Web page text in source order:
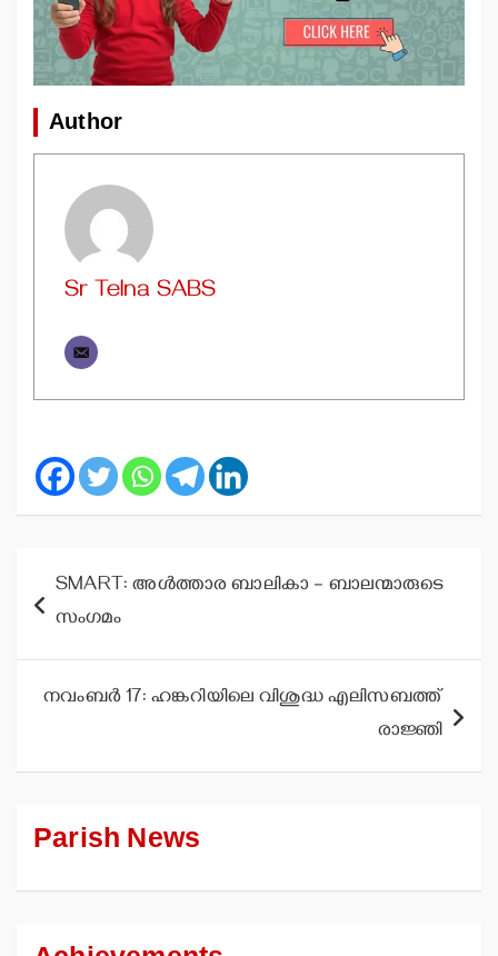
Author
Sr Telna SABS
navigation
SMART: അള്‍ത്താര ബാലികാ – ബാലന്മാരുടെ
സംഗമം
നവംബര്‍ 17: ഹങ്കറിയിലെ വിശുദ്ധ എലിസബത്ത്
രാജ്ഞി
Parish News